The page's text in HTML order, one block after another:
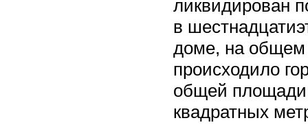
ликвидирован
в
доме, на общем
происходило
общей площади
квадратных